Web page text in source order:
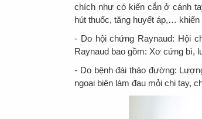
chích như có kiến cắn ở cánh
hút thuốc, tăng huyết áp,… khiến
- Do hội chứng Raynaud: Hội
Raynaud bao gồm: Xơ cứng bì,
- Do bệnh đái tháo đường:
ngoại biên làm đau mỏi chi tay,